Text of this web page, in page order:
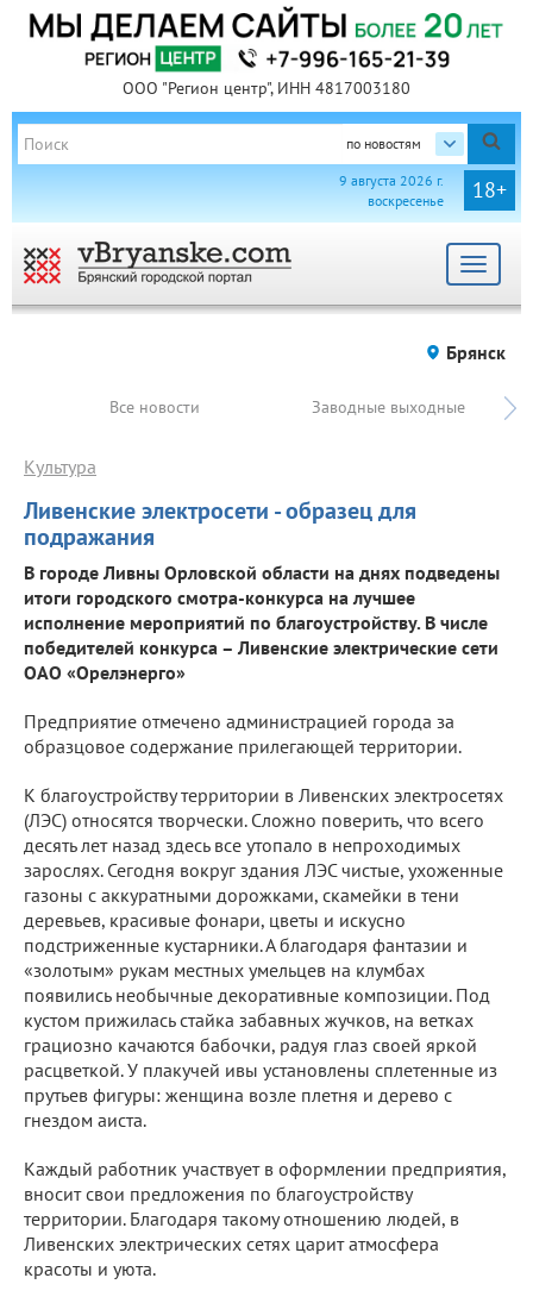
ООО "Регион центр", ИНН 4817003180
по новостям
18+
9 августа 2026 г.
воскресенье
Toggle
Брянск
Все новости Заводные выходные
Ливенские электросети - образец для
подражания
Культура
В городе Ливны Орловской области на днях подведены
итоги городского смотра-конкурса на лучшее
исполнение мероприятий по благоустройству. В числе
победителей конкурса – Ливенские электрические сети
ОАО «Орелэнерго»
Предприятие отмечено администрацией города за
образцовое содержание прилегающей территории.
К благоустройству территории в Ливенских электросетях
(ЛЭС) относятся творчески. Сложно поверить, что всего
десять лет назад здесь все утопало в непроходимых
зарослях. Сегодня вокруг здания ЛЭС чистые, ухоженные
газоны с аккуратными дорожками, скамейки в тени
деревьев, красивые фонари, цветы и искусно
подстриженные кустарники. А благодаря фантазии и
«золотым» рукам местных умельцев на клумбах
появились необычные декоративные композиции. Под
кустом прижилась стайка забавных жучков, на ветках
грациозно качаются бабочки, радуя глаз своей яркой
расцветкой. У плакучей ивы установлены сплетенные из
прутьев фигуры: женщина возле плетня и дерево с
гнездом аиста.
Каждый работник участвует в оформлении предприятия,
вносит свои предложения по благоустройству
территории. Благодаря такому отношению людей, в
Ливенских электрических сетях царит атмосфера
красоты и уюта.